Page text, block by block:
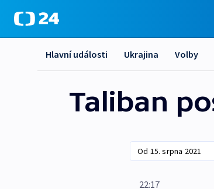
Hlavní události Ukrajina Volby
Taliban
22:17